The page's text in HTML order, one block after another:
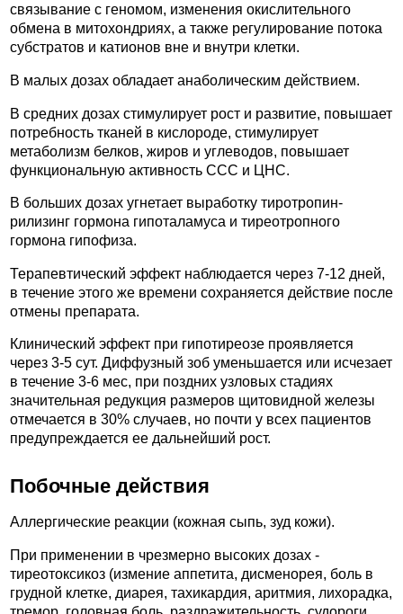
связывание с геномом, изменения окислительного
обмена в митохондриях, а также регулирование потока
субстратов и катионов вне и внутри клетки.
В малых дозах обладает анаболическим действием.
В средних дозах стимулирует рост и развитие, повышает
потребность тканей в кислороде, стимулирует
метаболизм белков, жиров и углеводов, повышает
функциональную активность ССС и ЦНС.
В больших дозах угнетает выработку тиротропин-
рилизинг гормона гипоталамуса и тиреотропного
гормона гипофиза.
Терапевтический эффект наблюдается через 7-12 дней,
в течение этого же времени сохраняется действие после
отмены препарата.
Клинический эффект при гипотиреозе проявляется
через 3-5 сут. Диффузный зоб уменьшается или исчезает
в течение 3-6 мес, при поздних узловых стадиях
значительная редукция размеров щитовидной железы
отмечается в 30% случаев, но почти у всех пациентов
предупреждается ее дальнейший рост.
Побочные действия
Аллергические реакции (кожная сыпь, зуд кожи).
При применении в чрезмерно высоких дозах -
тиреотоксикоз (измение аппетита, дисменорея, боль в
грудной клетке, диарея, тахикардия, аритмия, лихорадка,